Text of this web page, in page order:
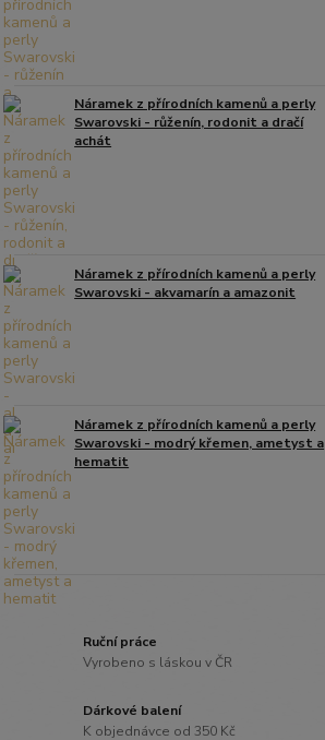
Náramek z přírodních kamenů a perly
Swarovski - růženín, rodonit a dračí
achát
Náramek z přírodních kamenů a perly
Swarovski - akvamarín a amazonit
Náramek z přírodních kamenů a perly
Swarovski - modrý křemen, ametyst a
hematit
Ruční práce
Vyrobeno s láskou v ČR
Dárkové balení
K objednávce od 350 Kč